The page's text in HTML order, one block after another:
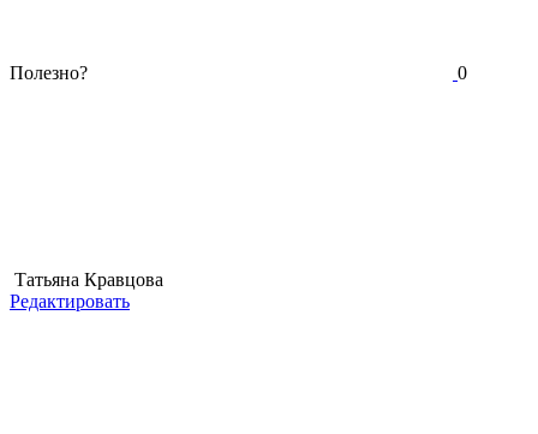
Полезно? 0
Татьяна Кравцова
Редактировать